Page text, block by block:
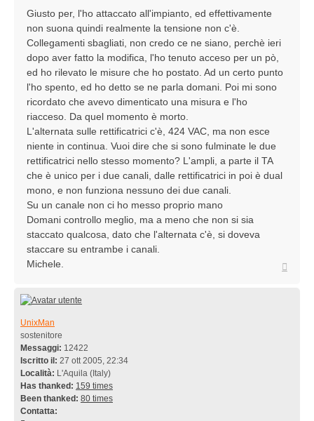
Giusto per, l'ho attaccato all'impianto, ed effettivamente
non suona quindi realmente la tensione non c'è.
Collegamenti sbagliati, non credo ce ne siano, perchè ieri
dopo aver fatto la modifica, l'ho tenuto acceso per un pò,
ed ho rilevato le misure che ho postato. Ad un certo punto
l'ho spento, ed ho detto se ne parla domani. Poi mi sono
ricordato che avevo dimenticato una misura e l'ho
riacceso. Da quel momento è morto.
L'alternata sulle rettificatrici c'è, 424 VAC, ma non esce
niente in continua. Vuoi dire che si sono fulminate le due
rettificatrici nello stesso momento? L'ampli, a parte il TA
che è unico per i due canali, dalle rettificatrici in poi è dual
mono, e non funziona nessuno dei due canali.
Su un canale non ci ho messo proprio mano
Domani controllo meglio, ma a meno che non si sia
staccato qualcosa, dato che l'alternata c'è, si doveva
staccare su entrambe i canali.
Michele.
UnixMan
sostenitore
Messaggi: 12422
Iscritto il: 27 ott 2005, 22:34
Località: L'Aquila (Italy)
Has thanked: 159 times
Been thanked: 80 times
Contatta: